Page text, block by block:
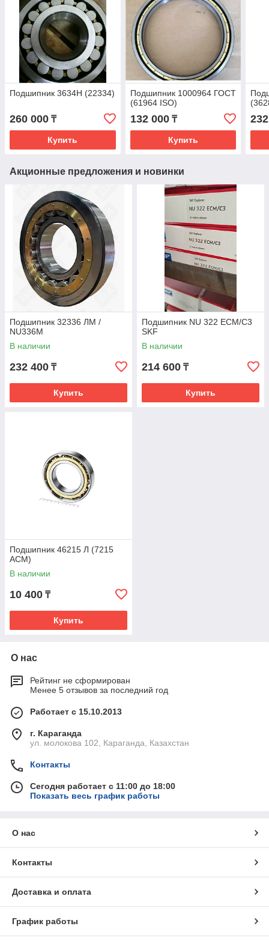
Подшипник 3634H (22334)
260 000 ₸
Купить
Подшипник 1000964 ГОСТ
(61964 ISO)
132 000₸
Купить
Акционные предложения и новинки
Подшипник 32336 ЛМ /
NU336M
В наличии
232 400 ₸
Купить
Подшипник NU 322 ECM/C3
SKF
В наличии
214 600 ₸
Купить
Подшипник 46215 Л (7215
ACM)
В наличии
10 400 ₸
Купить
О нас
Рейтинг не сформирован
Менее 5 отзывов за последний год
Работает с 15.10.2013
г. Караганда
ул. молокова 102, Караганда, Казахстан
Контакты
Сегодня работает с 11:00 до 18:00
Показать весь график работы
О нас
Контакты
Доставка и оплата
График работы